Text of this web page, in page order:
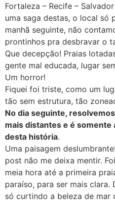
Fortaleza – Recife –
uma saga destas, o local só
manhã seguinte, não
prontinhos pra desbravar o
Que decepção! Praias
gente mal educada, lugar
Um horror!
Fiquei foi triste, como um
tão sem estrutura, tão
No dia seguinte,
mais distantes e é somente
desta história.
Uma paisagem
post não me deixa mentir.
meia hora até a primeira
paraíso, para ser mais clara.
só curtindo a beleza de mar